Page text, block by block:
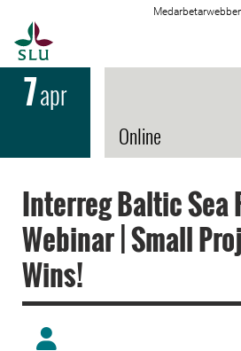
7apr
Online
Interreg Baltic Sea
Webinar | Small
Wins!